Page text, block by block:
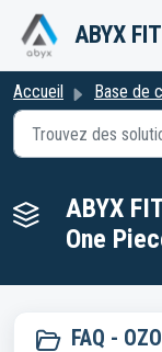
Passer au contenu
ABYX
Accueil Base de
ABYX
One
FAQ -